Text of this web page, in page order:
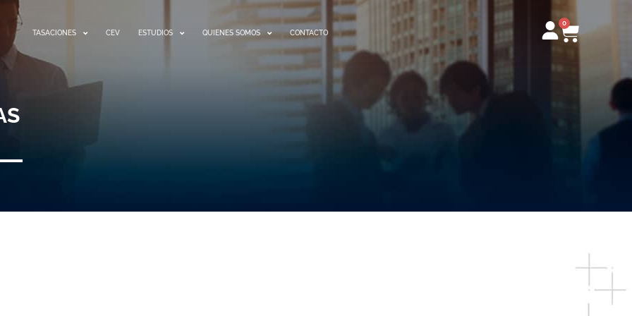
TASACIONES CEV ESTUDIOS QUIENES SOMOS CONTACTO
0
Carrito